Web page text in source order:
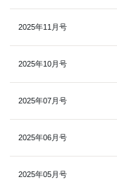
2025年11月号
2025年10月号
2025年07月号
2025年06月号
2025年05月号